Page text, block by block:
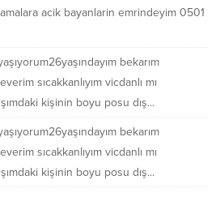
acik bayanlarin emrindeyim 0501
bekarım
sıcakkanlıyım vicdanlı mı
kişinin boyu posu dış...
bekarım
sıcakkanlıyım vicdanlı mı
kişinin boyu posu dış...